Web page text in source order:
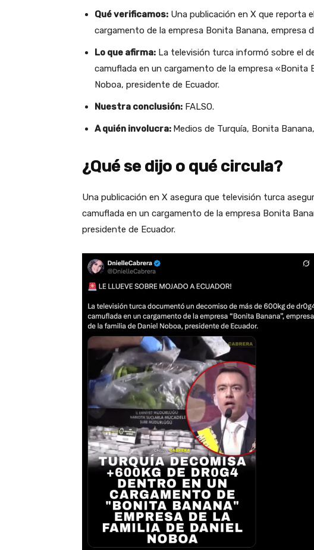
Qué verificamos: Una publicación en X que reporta
cargamento de la empresa Bonita Banana, empresa
Lo que afirma: La televisión turca informó sobre el
camuflada en un cargamento de la empresa «Bonita
Noboa, presidente de Ecuador.
Nuestra conclusión: FALSO.
A quién involucra: Medios de Turquía, Bonita
¿Qué se dijo o qué circula?
Una publicación en X asegura que televisión turca
camuflada en un cargamento de la empresa Bonita
presidente de Ecuador.